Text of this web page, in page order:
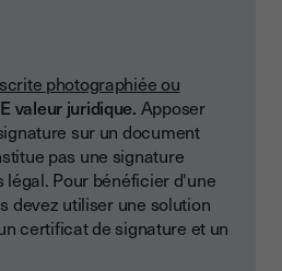
photographiée ou
valeur juridique. Apposer
sur un document
pas une signature
Pour bénéficier d'une
devez utiliser une solution
certificat de signature et un